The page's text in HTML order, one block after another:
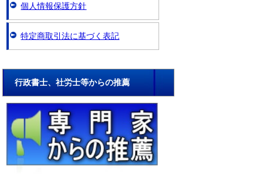
個人情報保護方針
特定商取引法に基づく表記
行政書士、社労士等からの推薦